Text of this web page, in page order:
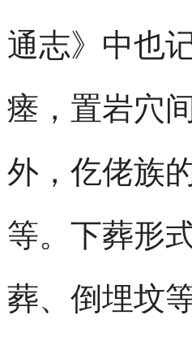
通志》中也
瘗，置岩穴
外，仡佬族
等。下葬形
葬、倒埋坟